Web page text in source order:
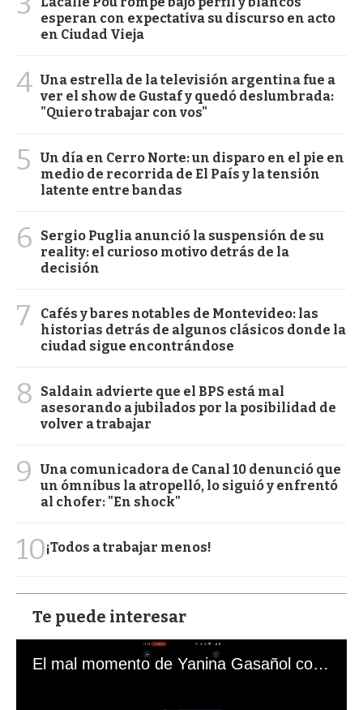
esperan con expectativa su discurso en acto
en Ciudad Vieja
4 Una estrella de la televisión argentina fue a
ver el show de Gustaf y quedó deslumbrada:
"Quiero trabajar con vos"
5
Un día en Cerro Norte: un disparo en el pie en
medio de recorrida de El País y la tensión
latente entre bandas
6
Sergio Puglia anunció la suspensión de su
reality: el curioso motivo detrás de la
decisión
7
Cafés y bares notables de Montevideo: las
historias detrás de algunos clásicos donde la
ciudad sigue encontrándose
8
Saldain advierte que el BPS está mal
asesorando a jubilados por la posibilidad de
volver a trabajar
9
Una comunicadora de Canal 10 denunció que
un ómnibus la atropelló, lo siguió y enfrentó
al chofer: "En shock"
10¡Todos a trabajar menos!
Te puede interesar
El mal momento de Yanina Gasañol con un hincha argentino en "Subrayado"